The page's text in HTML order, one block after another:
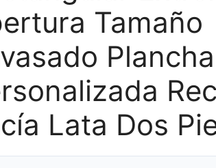
Tamaño
Plancha
Lata Dos